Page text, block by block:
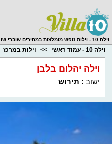
וילה 10 - וילות נופש מומלצות במחירים שוברי שוק!
וילה 10 - עמוד ראשי וילות במרכז
וילה יהלום בלבן
ישוב : תירוש